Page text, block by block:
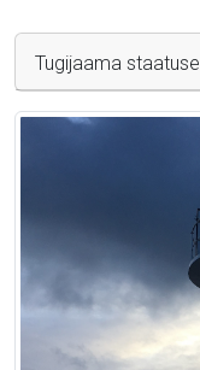
Tugijaama